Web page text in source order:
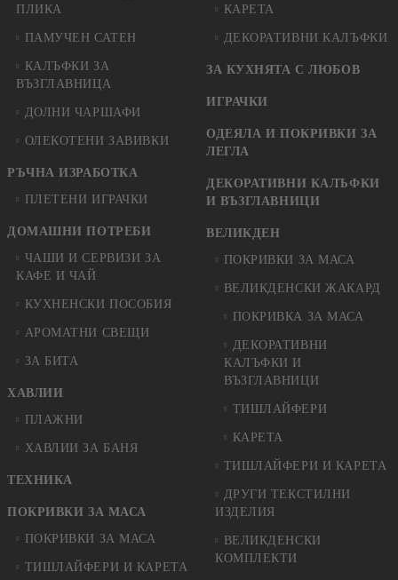
ПЛИКА
ПАМУЧЕН САТЕН
КАЛЪФКИ ЗА
ВЪЗГЛАВНИЦА
ДОЛНИ ЧАРШАФИ
ОЛЕКОТЕНИ ЗАВИВКИ
РЪЧНА ИЗРАБОТКА
ПЛЕТЕНИ ИГРАЧКИ
ДОМАШНИ ПОТРЕБИ
ЧАШИ И СЕРВИЗИ ЗА
КАФЕ И ЧАЙ
КУХНЕНСКИ ПОСОБИЯ
АРОМАТНИ СВЕЩИ
ЗА БИТА
ХАВЛИИ
ПЛАЖНИ
ХАВЛИИ ЗА БАНЯ
ТЕХНИКА
ПОКРИВКИ ЗА МАСА
ПОКРИВКИ ЗА МАСА
ТИШЛАЙФЕРИ И КАРЕТА
КАРЕТА
ДЕКОРАТИВНИ КАЛЪФКИ
ЗА КУХНЯТА С ЛЮБОВ
ИГРАЧКИ
ОДЕЯЛА И ПОКРИВКИ ЗА
ЛЕГЛА
ДЕКОРАТИВНИ КАЛЪФКИ
И ВЪЗГЛАВНИЦИ
ВЕЛИКДЕН
ПОКРИВКИ ЗА МАСА
ВЕЛИКДЕНСКИ ЖАКАРД
ПОКРИВКА ЗА МАСА
ДЕКОРАТИВНИ
КАЛЪФКИ И
ВЪЗГЛАВНИЦИ
ТИШЛАЙФЕРИ
КАРЕТА
ТИШЛАЙФЕРИ И КАРЕТА
ДРУГИ ТЕКСТИЛНИ
ИЗДЕЛИЯ
ВЕЛИКДЕНСКИ
КОМПЛЕКТИ